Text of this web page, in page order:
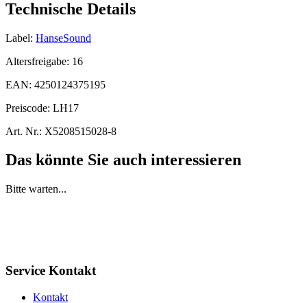
Technische Details
Label: HanseSound
Altersfreigabe: 16
EAN: 4250124375195
Preiscode: LH17
Art. Nr.: X5208515028-8
Das könnte Sie auch interessieren
Bitte warten...
Service Kontakt
Kontakt